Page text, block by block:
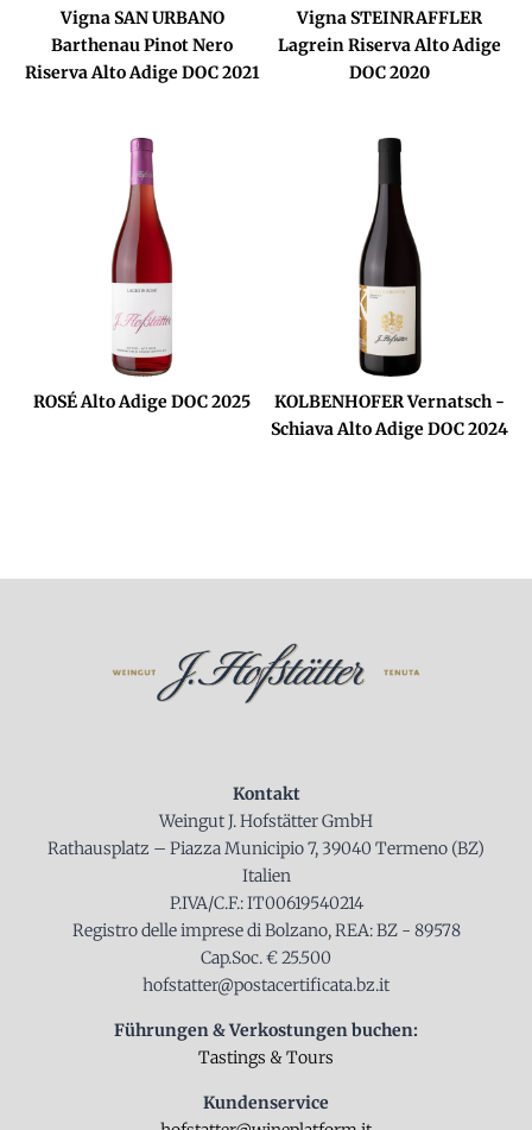
Vigna SAN URBANO
Barthenau Pinot Nero
Riserva Alto Adige DOC 2021
Vigna STEINRAFFLER
Lagrein Riserva Alto Adige
DOC 2020
ROSÉ Alto Adige DOC 2025
KOLBENHOFER Vernatsch -
Schiava Alto Adige DOC 2024
Kontakt
Weingut J. Hofstätter GmbH
Rathausplatz – Piazza Municipio 7, 39040 Termeno (BZ)
Italien
P.IVA/C.F.: IT00619540214
Registro delle imprese di Bolzano, REA: BZ - 89578
Cap.Soc. € 25.500
hofstatter@postacertificata.bz.it
Führungen & Verkostungen buchen:
Tastings & Tours
Kundenservice